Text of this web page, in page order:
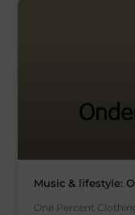
Music & lifestyle:
One Percent